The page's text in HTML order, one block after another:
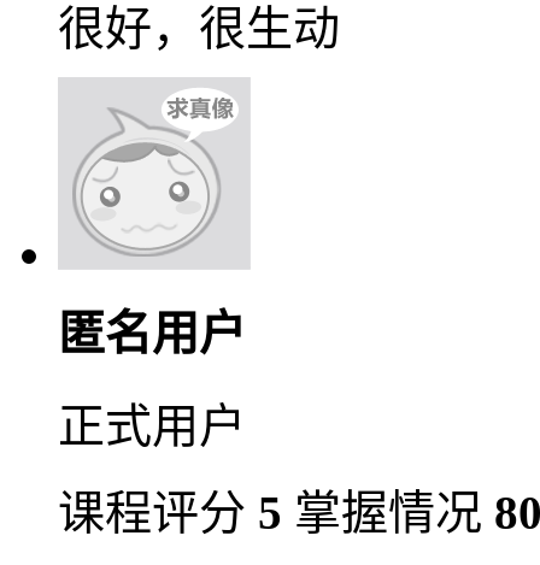
很好，很生动
匿名用户
正式用户
课程评分 5 掌握情况